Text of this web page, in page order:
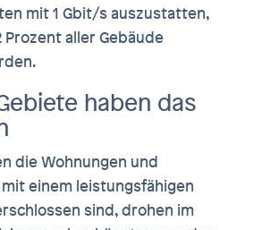
mit 1 Gbit/s auszustatten,
Prozent aller Gebäude
haben das
die Wohnungen und
einem leistungsfähigen
sind, drohen im